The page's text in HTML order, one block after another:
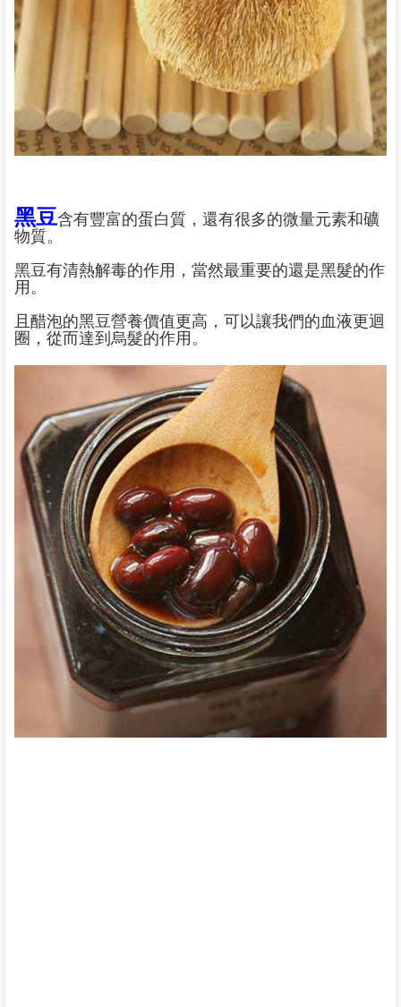
黑豆含有豐富的蛋白質，還有很多的微量元素和礦
物質。
黑豆有清熱解毒的作用，當然最重要的還是黑髮的作
用。
且醋泡的黑豆營養價值更高，可以讓我們的血液更迴
圈，從而達到烏髮的作用。